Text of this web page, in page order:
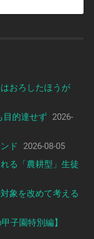
おろしたほうが
目的達せず 2026-
ド
2026-08-05
る「農耕型」生徒
象を改めて考える
子園特別編】